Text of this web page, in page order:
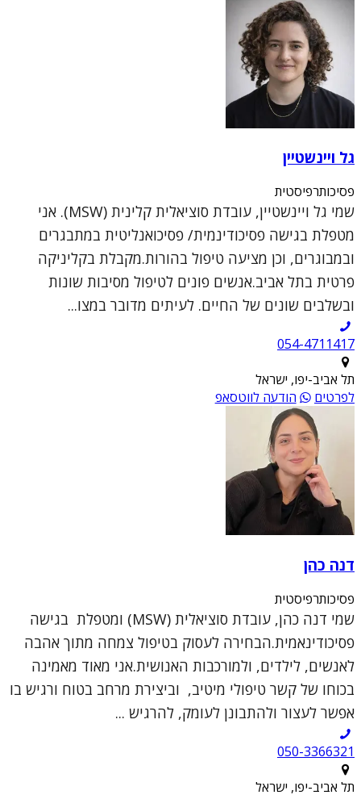
גל ויינשטיין
פסיכותרפיסטית
שמי גל ויינשטיין, עובדת סוציאלית קלינית (MSW). אני
מטפלת בגישה פסיכודינמית/ פסיכואנליטית במתבגרים
ובמבוגרים, וכן מציעה טיפול בהורות.מקבלת בקליניקה
פרטית בתל אביב.אנשים פונים לטיפול מסיבות שונות
ובשלבים שונים של החיים. לעיתים מדובר במצו...
054-4711417
תל אביב-יפו, ישראל
לפרטים
הודעה לווטסאפ
דנה כהן
פסיכותרפיסטית
שמי דנה כהן, עובדת סוציאלית (MSW) ומטפלת בגישה
פסיכודינאמית.הבחירה לעסוק בטיפול צמחה מתוך אהבה
לאנשים, לילדים, ולמורכבות האנושית.אני מאוד מאמינה
בכוחו של קשר טיפולי מיטיב, וביצירת מרחב בטוח ורגיש בו
אפשר לעצור ולהתבונן לעומק, להרגיש ...
050-3366321
תל אביב-יפו, ישראל